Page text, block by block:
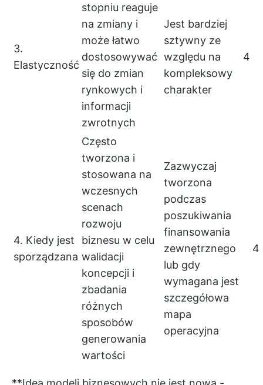
3.
Elastyczność
stopniu reaguje
na zmiany i
może łatwo
dostosowywać
się do zmian
rynkowych i
informacji
zwrotnych
Jest bardziej
sztywny ze
względu na
kompleksowy
charakter
4
4. Kiedy jest
sporządzana
Często
tworzona i
stosowana na
wczesnych
scenach
rozwoju
biznesu w celu
walidacji
koncepcji i
zbadania
różnych
sposobów
generowania
wartości
Zazwyczaj
tworzona
podczas
poszukiwania
finansowania
zewnętrznego
lub gdy
wymagana jest
szczegółowa
mapa
operacyjna
4